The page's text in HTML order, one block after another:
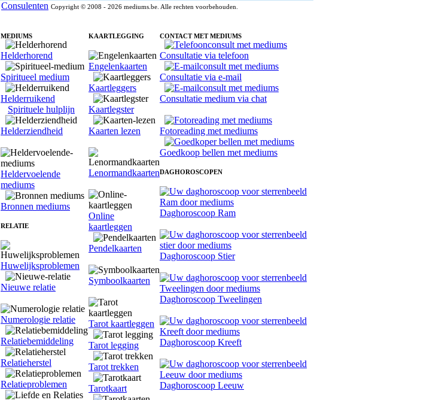
Consulenten Copyright © 2008 - 2026 mediums.be. Alle rechten voorbehouden.
MEDIUMS
Helderhorend
Spiritueel medium
Helderruikend
Spirituele hulplijn
Helderziendheid
Heldervoelende
mediums
Bronnen mediums
RELATIE
Huwelijksproblemen
Nieuwe relatie
Numerologie relatie
Relatiebemiddeling
Relatieherstel
Relatieproblemen
KAARTLEGGING
Engelenkaarten
Kaartleggers
Kaartlegster
Kaarten lezen
Lenormandkaarten
Online
kaartleggen
Pendelkaarten
Symboolkaarten
Tarot kaartleggen
Tarot legging
Tarot trekken
Tarotkaart
CONTACT MET MEDIUMS
Consultatie via telefoon
Consultatie via e-mail
Consultatie medium via chat
Fotoreading met mediums
Goedkoop bellen met mediums
DAGHOROSCOPEN
Daghoroscoop Ram
Daghoroscoop Stier
Daghoroscoop Tweelingen
Daghoroscoop Kreeft
Daghoroscoop Leeuw